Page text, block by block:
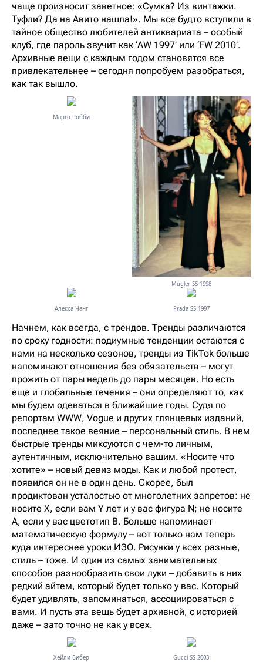
чаще произносит заветное: «Сумка? Из винтажки.
Туфли? Да на Авито нашла!». Мы все будто вступили в
тайное общество любителей антиквариата – особый
клуб, где пароль звучит как ‘AW 1997’ или ‘FW 2010’.
Архивные вещи с каждым годом становятся все
привлекательнее – сегодня попробуем разобраться,
как так вышло.
Марго Робби
Mugler SS 1998
Алекса Чанг Prada SS 1997
Начнем, как всегда, с трендов. Тренды различаются
по сроку годности: подиумные тенденции остаются с
нами на несколько сезонов, тренды из TikTok больше
напоминают отношения без обязательств – могут
прожить от пары недель до пары месяцев. Но есть
еще и глобальные течения – они определяют то, как
мы будем одеваться в ближайшие годы. Судя по
репортам WWW, Vogue и других глянцевых изданий,
последнее такое веяние – персональный стиль. В нем
быстрые тренды миксуются с чем-то личным,
аутентичным, исключительно вашим. «Носите что
хотите» – новый девиз моды. Как и любой протест,
появился он не в один день. Скорее, был
продиктован усталостью от многолетних запретов: не
носите X, если вам Y лет и у вас фигура N; не носите
A, если у вас цветотип B. Больше напоминает
математическую формулу – вот только нам теперь
куда интереснее уроки ИЗО. Рисунки у всех разные,
стиль – тоже. И один из самых занимательных
способов разнообразить свои луки – добавить в них
редкий айтем, который будет только у вас. Который
будет удивлять, запоминаться, ассоциироваться с
вами. И пусть эта вещь будет архивной, с историей
даже – зато точно не как у всех.
Хейли Бибер Gucci SS 2003